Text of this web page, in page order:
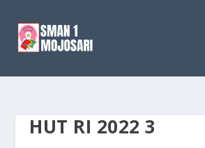
HUT RI 2022 3